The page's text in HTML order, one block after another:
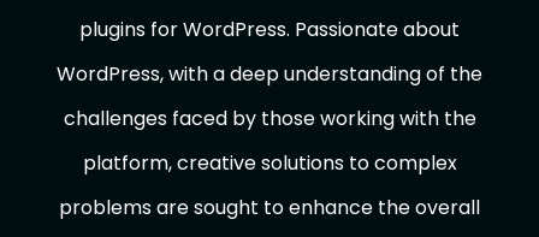
plugins for WordPress. Passionate about
WordPress, with a deep understanding of the
challenges faced by those working with the
platform, creative solutions to complex
problems are sought to enhance the overall